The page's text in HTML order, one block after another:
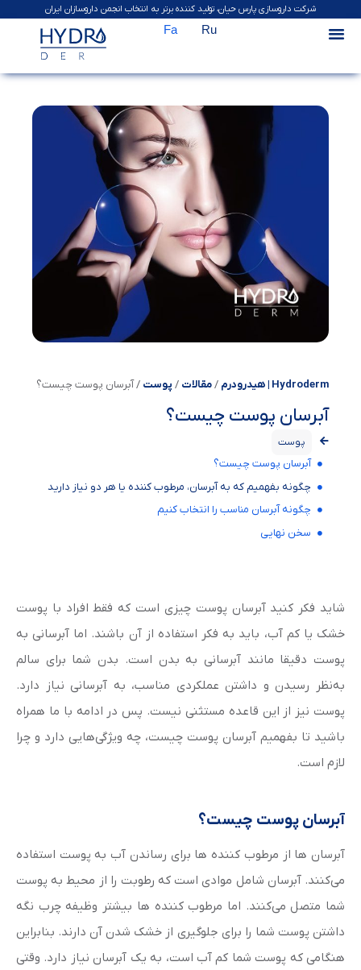
شرکت داروسازی پارس حیان، تولید کننده برتر به انتخاب انجمن داروسازان ایران
Fa Ru
Hydroderm | هیدرودرم /مقالات / پوست /آبرسان پوست چیست؟
آبرسان پوست چیست؟
پوست
آبرسان پوست چیست؟
چگونه بفهمیم که به آبرسان، مرطوب کننده یا هر دو نیاز دارید
چگونه آبرسان مناسب را انتخاب کنیم
سخن نهایی
شاید فکر کنید آبرسان پوست چیزی است که فقط افراد با پوست
خشک یا کم آب، باید به فکر استفاده از آن باشند. اما آبرسانی به
پوست دقیقا مانند آبرسانی به بدن است. بدن شما برای سالم
به‌نظر رسیدن و داشتن عملکردی مناسب، به آبرسانی نیاز دارد.
پوست نیز از این قاعده مستثنی نیست. پس در ادامه با ما همراه
باشید تا بفهمیم آبرسان پوست چیست، چه ویژگی‌هایی دارد و چرا
لازم است.
آبرسان پوست چیست؟
آبرسان ها از مرطوب کننده ها برای رساندن آب به پوست استفاده
می‌کنند. آبرسان شامل موادی است که رطوبت را از محیط به پوست
شما متصل می‌کنند. اما مرطوب کننده ها بیشتر وظیفه چرب نگه
داشتن پوست شما را برای جلوگیری از خشک شدن آن دارند. بنابراین
هنگامی که پوست شما کم آب است، به یک آبرسان نیاز دارد. وقتی